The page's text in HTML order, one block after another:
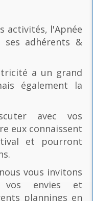
activités, l'Apnée
ses adhérents &
a un grand
également la
avec vos
eux connaissent
et pourront
vous invitons
envies et
plannings en